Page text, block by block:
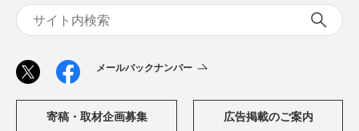
メールバックナンバー
寄稿・取材企画募集 広告掲載のご案内